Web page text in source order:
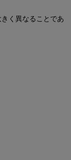
く異なることであ